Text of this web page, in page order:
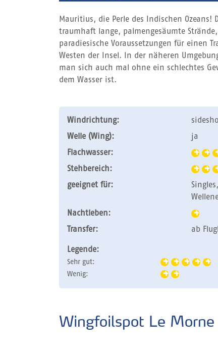
Mauritius, die Perle des Indischen
traumhaft lange, palmengesäumte
paradiesische Voraussetzungen für einen
Westen der Insel. In der näheren
man sich auch mal ohne ein schlechtes
dem Wasser ist.
Windrichtung:
Welle (Wing):
ja
Flachwasser:
Stehbereich:
geeignet für:
Nachtleben:
Transfer:
ab
Legende:
Sehr gut:
Wenig:
Wingfoilspot Le Morne